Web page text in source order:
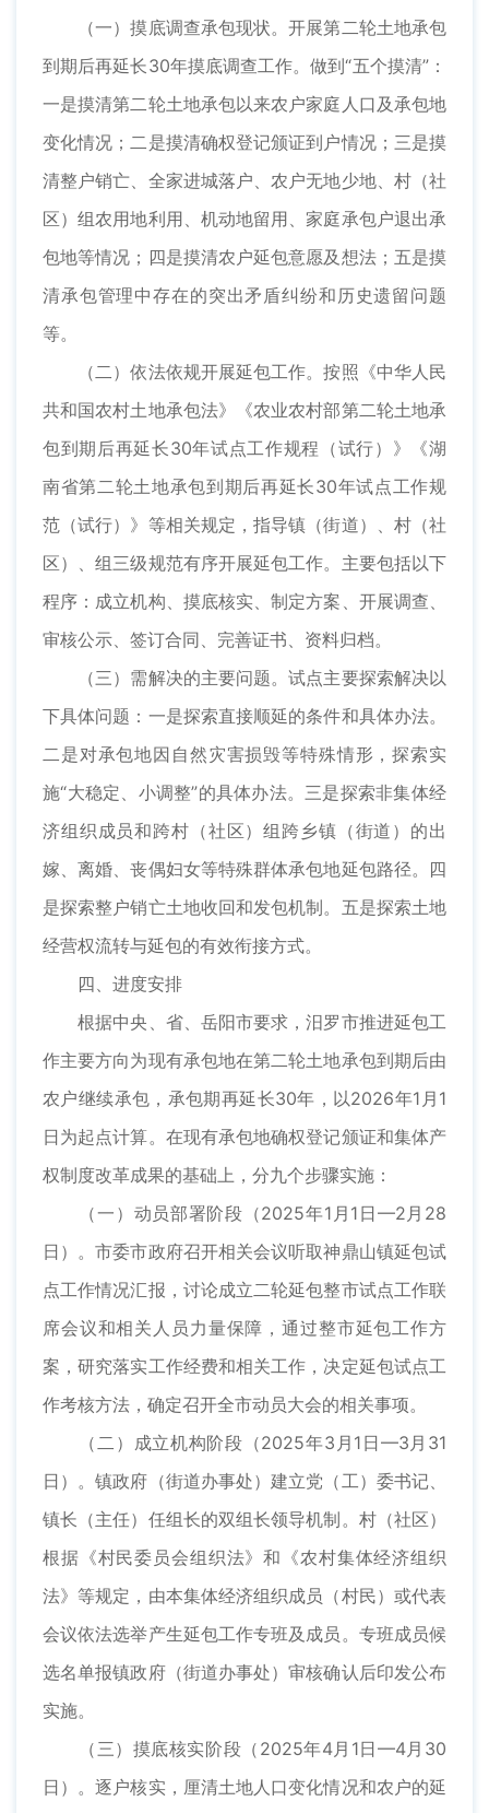
（一）摸底调查承包现状。开展第二轮土地承包
到期后再延长30年摸底调查工作。做到“五个摸清”：
一是摸清第二轮土地承包以来农户家庭人口及承包地
变化情况；二是摸清确权登记颁证到户情况；三是摸
清整户销亡、全家进城落户、农户无地少地、村（社
区）组农用地利用、机动地留用、家庭承包户退出承
包地等情况；四是摸清农户延包意愿及想法；五是摸
清承包管理中存在的突出矛盾纠纷和历史遗留问题
等。
（二）依法依规开展延包工作。按照《中华人民
共和国农村土地承包法》《农业农村部第二轮土地承
包到期后再延长30年试点工作规程（试行）》《湖
南省第二轮土地承包到期后再延长30年试点工作规
范（试行）》等相关规定，指导镇（街道）、村（社
区）、组三级规范有序开展延包工作。主要包括以下
程序：成立机构、摸底核实、制定方案、开展调查、
审核公示、签订合同、完善证书、资料归档。
（三）需解决的主要问题。试点主要探索解决以
下具体问题：一是探索直接顺延的条件和具体办法。
二是对承包地因自然灾害损毁等特殊情形，探索实
施“大稳定、小调整”的具体办法。三是探索非集体经
济组织成员和跨村（社区）组跨乡镇（街道）的出
嫁、离婚、丧偶妇女等特殊群体承包地延包路径。四
是探索整户销亡土地收回和发包机制。五是探索土地
经营权流转与延包的有效衔接方式。
四、进度安排
根据中央、省、岳阳市要求，汨罗市推进延包工
作主要方向为现有承包地在第二轮土地承包到期后由
农户继续承包，承包期再延长30年，以2026年1月1
日为起点计算。在现有承包地确权登记颁证和集体产
权制度改革成果的基础上，分九个步骤实施：
（一）动员部署阶段（2025年1月1日—2月28
日）。市委市政府召开相关会议听取神鼎山镇延包试
点工作情况汇报，讨论成立二轮延包整市试点工作联
席会议和相关人员力量保障，通过整市延包工作方
案，研究落实工作经费和相关工作，决定延包试点工
作考核方法，确定召开全市动员大会的相关事项。
（二）成立机构阶段（2025年3月1日—3月31
日）。镇政府（街道办事处）建立党（工）委书记、
镇长（主任）任组长的双组长领导机制。村（社区）
根据《村民委员会组织法》和《农村集体经济组织
法》等规定，由本集体经济组织成员（村民）或代表
会议依法选举产生延包工作专班及成员。专班成员候
选名单报镇政府（街道办事处）审核确认后印发公布
实施。
（三）摸底核实阶段（2025年4月1日—4月30
日）。逐户核实，厘清土地人口变化情况和农户的延